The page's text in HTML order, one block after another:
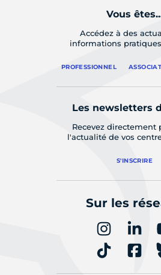
Vous
Accédez à des
informations
PROFESSIONNEL
Les newsletters
Recevez directement
l'actualité de vos
S'INSCRIRE
Sur les